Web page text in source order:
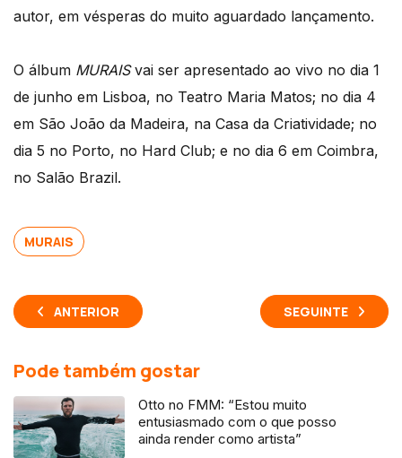
autor, em vésperas do muito aguardado lançamento.
O álbum MURAISvai ser apresentado ao vivo no dia 1
de junho em Lisboa, no Teatro Maria Matos; no dia 4
em São João da Madeira, na Casa da Criatividade; no
dia 5 no Porto, no Hard Club; e no dia 6 em Coimbra,
no Salão Brazil.
MURAIS
ANTERIOR SEGUINTE
Pode também gostar
Otto no FMM: “Estou muito
entusiasmado com o que posso
ainda render como artista”